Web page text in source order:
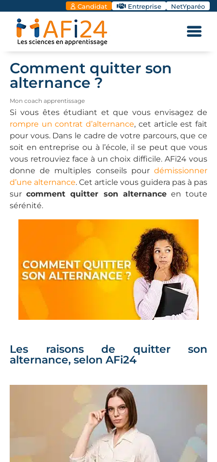
Candidat Entreprise NetYparéo
Comment quitter son
alternance ?
Mon coach apprentissage
Si vous êtes étudiant et que vous envisagez de
rompre un contrat d’alternance, cet article est fait
pour vous. Dans le cadre de votre parcours, que ce
soit en entreprise ou à l’école, il se peut que vous
vous retrouviez face à un choix difficile. AFi24 vous
donne de multiples conseils pour démissionner
d’une alternance. Cet article vous guidera pas à pas
surcomment quitter son alternanceen toute
sérénité.
Les raisons de quitter son
alternance, selon AFi24